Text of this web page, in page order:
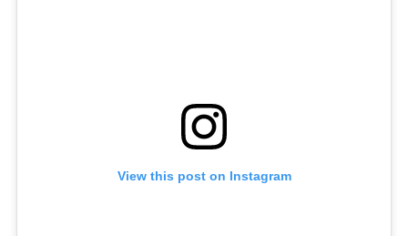
View this post on Instagram